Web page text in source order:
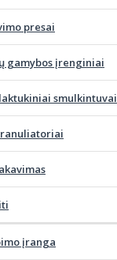
presai
gamybos įrenginiai
smulkintuvai
įranga